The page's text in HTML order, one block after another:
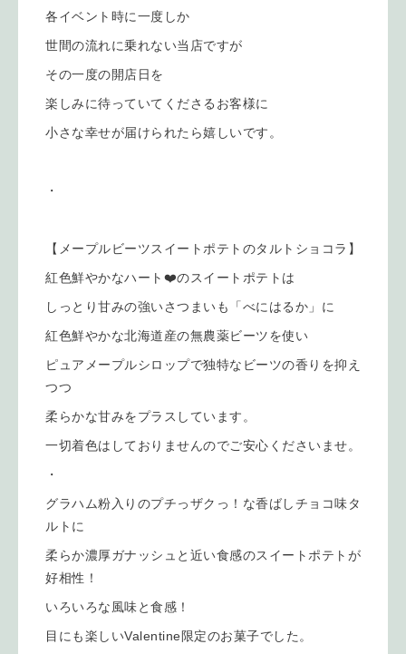
各イベント時に一度しか
世間の流れに乗れない当店ですが
その一度の開店日を
楽しみに待っていてくださるお客様に
小さな幸せが届けられたら嬉しいです。
・
【メープルビーツスイートポテトのタルトショコラ】
紅色鮮やかなハート❤️のスイートポテトは
しっとり甘みの強いさつまいも「べにはるか」に
紅色鮮やかな北海道産の無農薬ビーツを使い
ピュアメープルシロップで独特なビーツの香りを抑え
つつ
柔らかな甘みをプラスしています。
一切着色はしておりませんのでご安心くださいませ。
・
グラハム粉入りのプチっザクっ！な香ばしチョコ味タ
ルトに
柔らか濃厚ガナッシュと近い食感のスイートポテトが
好相性！
いろいろな風味と食感！
目にも楽しいValentine限定のお菓子でした。